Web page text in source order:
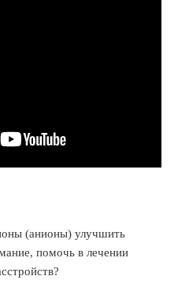
(анионы) улучшить
помочь в лечении